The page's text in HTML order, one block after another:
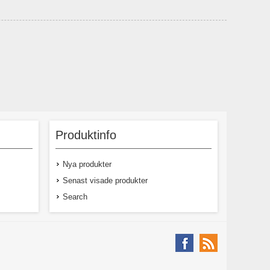
Produktinfo
Nya produkter
Senast visade produkter
Search